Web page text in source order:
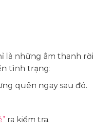
những âm thanh rời
tình trạng:
quên ngay sau đó.
ra kiểm tra.